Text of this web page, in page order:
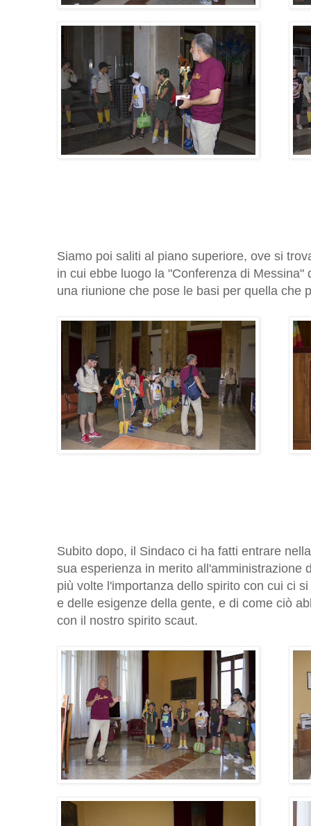
Siamo poi saliti al piano superiore, ove si
in cui ebbe luogo la "Conferenza di Messina"
una riunione che pose le basi per quella che
Subito dopo, il Sindaco ci ha fatti entrare
sua esperienza in merito all'amministrazione
più volte l'importanza dello spirito con cui ci
e delle esigenze della gente, e di come ciò
con il nostro spirito scaut.